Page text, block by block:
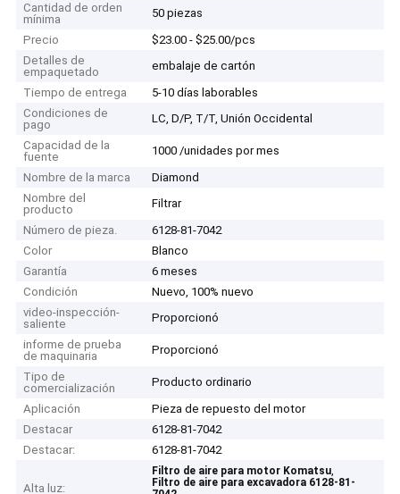
Cantidad de orden
mínima
50 piezas
Precio
$23.00 - $25.00/pcs
Detalles de
empaquetado
embalaje de cartón
Tiempo de entrega
5-10 días laborables
Condiciones de
pago
LC, D/P, T/T, Unión Occidental
Capacidad de la
fuente
1000 /unidades por mes
Nombre de la marca
Diamond
Nombre del
producto
Filtrar
Número de pieza.
6128-81-7042
Color
Blanco
Garantía
6 meses
Condición
Nuevo, 100% nuevo
video-inspección-
saliente
Proporcionó
informe de prueba
de maquinaria
Proporcionó
Tipo de
comercialización
Producto ordinario
Aplicación
Pieza de repuesto del motor
Destacar
6128-81-7042
Destacar:
6128-81-7042
Alta luz:
Filtro de aire para motor Komatsu,
Filtro de aire para excavadora 6128-81-